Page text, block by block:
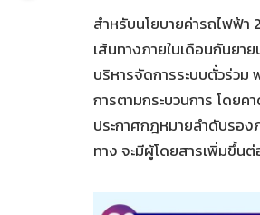
สำหรับนโยบายค่ารถไฟฟ้า
เส้นทางภายในเดือนกันยา
บริหารจัดการระบบตั๋วร่วม
การตามกระบวนการ โดยค
ประกาศกฎหมายลำดับรอง
ทาง จะมีผู้โดยสารเพิ่มขึ้น